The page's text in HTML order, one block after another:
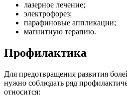
лазерное лечение;
электрофорез;
парафиновые аппликации;
магнитную терапию.
Профилактика
Для предотвращения развития
нужно соблюдать ряд
относится: